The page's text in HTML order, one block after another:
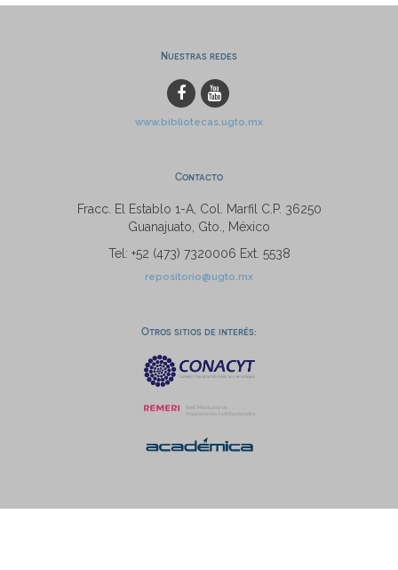
Nuestras redes
www.bibliotecas.ugto.mx
Contacto
Fracc. El Establo 1-A, Col. Marfil C.P. 36250
Guanajuato, Gto., México
Tel: +52 (473) 7320006 Ext. 5538
repositorio@ugto.mx
Otros sitios de interés: